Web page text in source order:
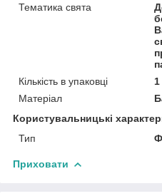
Тематика свята
Кількість в упаковці
Матеріал
Користувальницькі
Тип
Приховати